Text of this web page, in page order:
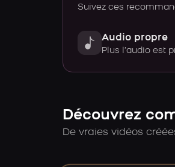
Suivez ces
Audio propre
Plus l’audio est
Découvrez
De vraies vidéos